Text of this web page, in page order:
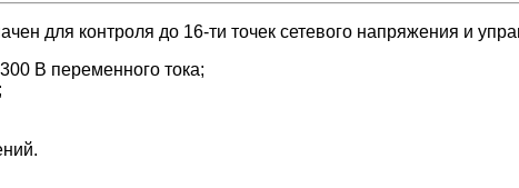
для контроля до 16-ти точек сетевого напряжения и
В переменного тока;